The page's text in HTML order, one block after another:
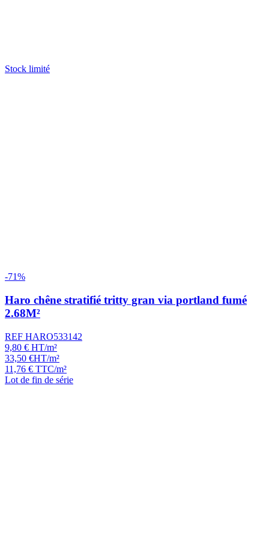
Stock limité
-71%
Haro chêne stratifié tritty gran via portland fumé
2.68M²
REF HARO533142
9,80 € HT/m²
33,50 €HT/m²
11,76 € TTC/m²
Lot de fin de série